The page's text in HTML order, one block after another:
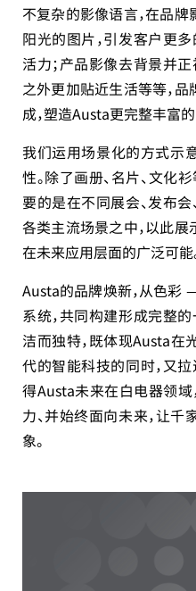
不复杂的影像语言，在品
阳光的图片，引发客户更
活力；产品影像去背景并
之外更加贴近生活等等，
成，塑造Austa更完整丰富的
我们运用场景化的方式示
性。除了画册、名片、文化
要的是在不同展会、发布
各类主流场景之中，以此
在未来应用层面的广泛可能
Austa的品牌焕新，从色
系统，共同构建形成完整
洁而独特，既体现Austa在
代的智能科技的同时，又
得Austa未来在白电器领域
力、并始终面向未来，让
象。